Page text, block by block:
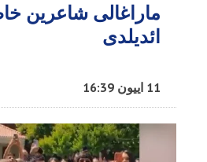
ماراغالی شاعرین
ائدیلدی
11 اییون 16:39